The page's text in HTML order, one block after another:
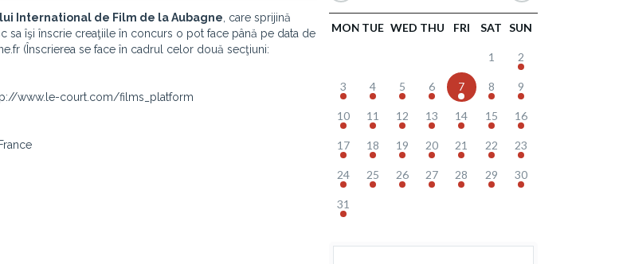
International de Film de la Aubagne , care sprijină
sa îşi înscrie creaţiile în concurs o pot face până pe data de
(Înscrierea se face în cadrul celor două secţiuni:
www.le-court.com/films_platform
MON TUE WED THU FRI SAT SUN
1 2
3 4 5 6 7 8 9
10 11 12 13 14 15 16
17 18 19 20 21 22 23
24 25 26 27 28 29 30
31